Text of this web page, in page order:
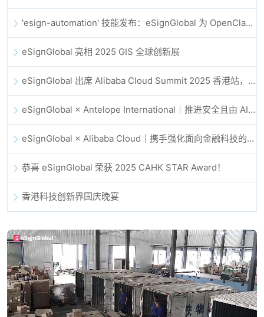
'esign-automation' 技能发布：eSignGlobal 为 OpenClaw 提供自动化电子签名能力
eSignGlobal 亮相 2025 GIS 全球创新展
eSignGlobal 出席 Alibaba Cloud Summit 2025 香港站，共同探讨 AI 驱动的云创新与数字信任未来
eSignGlobal × Antelope International｜推进安全且由 AI 驱动的数字化工作流
eSignGlobal × Alibaba Cloud｜携手强化面向金融科技的全球数字信任
恭喜 eSignGlobal 荣获 2025 CAHK STAR Award！
香港科技创新界国庆晚宴